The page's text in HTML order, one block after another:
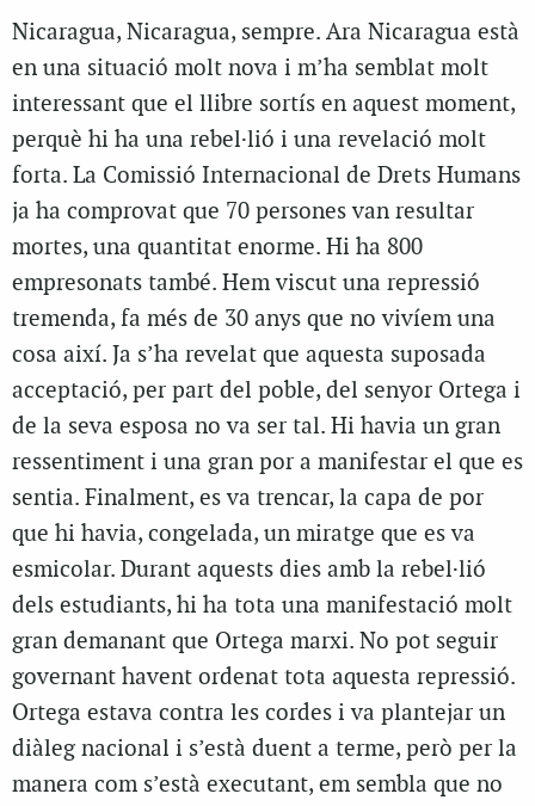
Nicaragua, Nicaragua, sempre. Ara Nicaragua està
en una situació molt nova i m’ha semblat molt
interessant que el llibre sortís en aquest moment,
perquè hi ha una rebel·lió i una revelació molt
forta. La Comissió Internacional de Drets Humans
ja ha comprovat que 70 persones van resultar
mortes, una quantitat enorme. Hi ha 800
empresonats també. Hem viscut una repressió
tremenda, fa més de 30 anys que no vivíem una
cosa així. Ja s’ha revelat que aquesta suposada
acceptació, per part del poble, del senyor Ortega i
de la seva esposa no va ser tal. Hi havia un gran
ressentiment i una gran por a manifestar el que es
sentia. Finalment, es va trencar, la capa de por
que hi havia, congelada, un miratge que es va
esmicolar. Durant aquests dies amb la rebel·lió
dels estudiants, hi ha tota una manifestació molt
gran demanant que Ortega marxi. No pot seguir
governant havent ordenat tota aquesta repressió.
Ortega estava contra les cordes i va plantejar un
diàleg nacional i s’està duent a terme, però per la
manera com s’està executant, em sembla que no